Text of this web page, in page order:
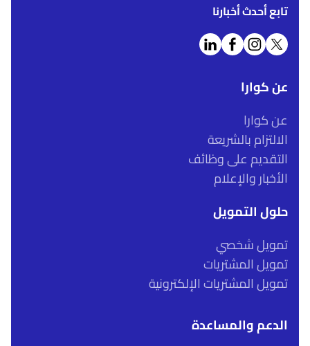
تابع أحدث أخبارنا
عن كوارا
عن كوارا
الالتزام بالشريعة
التقديم على وظائف
الأخبار والإعلام
حلول التمويل
تمويل شخصي
تمويل المشتريات
تمويل المشتريات الإلكترونية
الدعم والمساعدة